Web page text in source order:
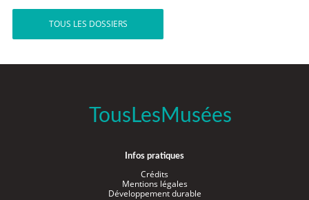
TOUS LES DOSSIERS
TousLesMusées
Infos pratiques
Crédits
Mentions légales
Développement durable